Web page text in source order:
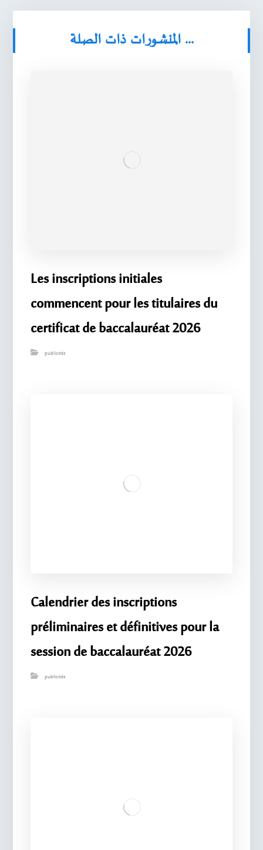
المنشورات ذات الصلة ...
Les inscriptions initiales
commencent pour les titulaires du
certificat de baccalauréat 2026
publicités
Calendrier des inscriptions
préliminaires et définitives pour la
session de baccalauréat 2026
publicités